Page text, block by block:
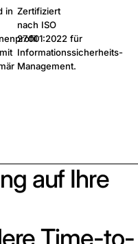
in Zertifiziert
nach ISO
27001:2022 für
Informationssicherheits-
Management.
auf Ihre
Time-to-